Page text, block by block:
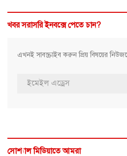
খবর সরাসরি ইনবক্সে পেতে চান?
এখনই সাবস্ক্রাইব করুন প্রিয় বিষয়ের
সোশ্যাল মিডিয়াতে আমরা